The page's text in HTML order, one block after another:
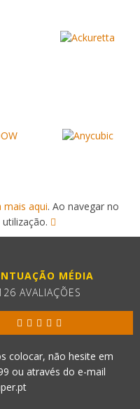
mais aqui. Ao navegar no
MÉDIA
AVALIAÇÕES
colocar, não hesite em
ou através do e-mail